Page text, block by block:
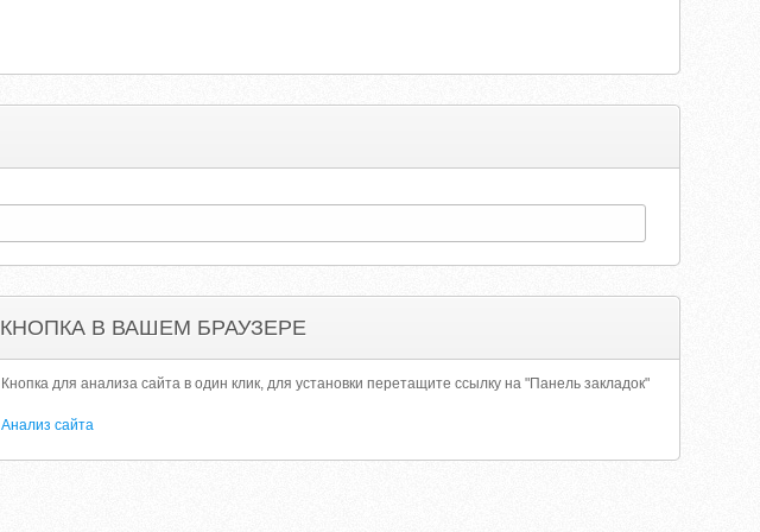
КНОПКА В ВАШЕМ БРАУЗЕРЕ
Кнопка для анализа сайта в один клик, для установки перетащите ссылку на "Панель закладок"
Анализ сайта